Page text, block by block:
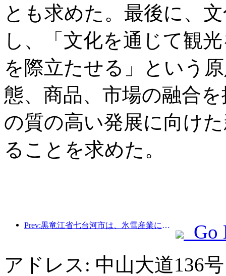
とも求めた。最後に、
し、「文化を通じて観
を際立たせる」という
態、商品、市場の融合
の質の高い発展に向け
ることを求めた。
Prev:黒竜江省七台河市は、氷雪産業に関する全国初の条例を公布し、AIと氷雪スポーツの融合を奨励した。
Go
アドレス: 中山大道136